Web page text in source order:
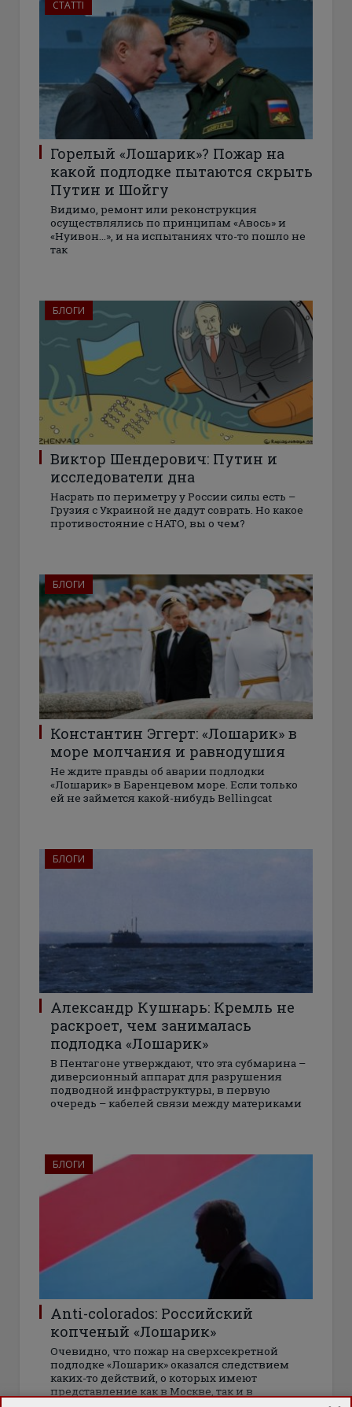
СТАТТІ
Горелый «Лошарик»? Пожар на
какой подлодке пытаются скрыть
Путин и Шойгу
Видимо, ремонт или реконструкция
осуществлялись по принципам «Авось» и
«Нуивон…», и на испытаниях что-то пошло не
так
БЛОГИ
Виктор Шендерович: Путин и
исследователи дна
Насрать по периметру у России силы есть –
Грузия с Украиной не дадут соврать. Но какое
противостояние с НАТО, вы о чем?
БЛОГИ
Константин Эггерт: «Лошарик» в
море молчания и равнодушия
Не ждите правды об аварии подлодки
«Лошарик» в Баренцевом море. Если только
ей не займется какой-нибудь Bellingcat
БЛОГИ
Александр Кушнарь: Кремль не
раскроет, чем занималась
подлодка «Лошарик»
В Пентагоне утверждают, что эта субмарина –
диверсионный аппарат для разрушения
подводной инфраструктуры, в первую
очередь – кабелей связи между материками
БЛОГИ
Anti-colorados: Российский
копченый «Лошарик»
Очевидно, что пожар на сверхсекретной
подлодке «Лошарик» оказался следствием
каких-то действий, о которых имеют
представление как в Москве, так и в